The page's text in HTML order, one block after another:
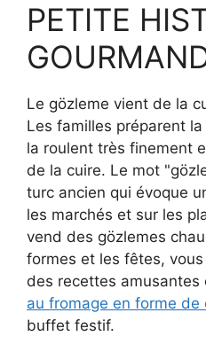
PETITE
Le gözleme vient de la
Les familles préparent
la roulent très finement
de la cuire. Le mot
turc ancien qui évoque
les marchés et sur les
vend des gözlemes
formes et les fêtes,
des recettes amusantes
au fromage en forme de
buffet festif.